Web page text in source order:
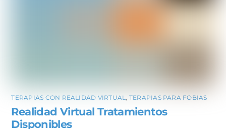
TERAPIAS CON REALIDAD VIRTUAL, TERAPIAS PARA FOBIAS
Realidad Virtual Tratamientos
Disponibles